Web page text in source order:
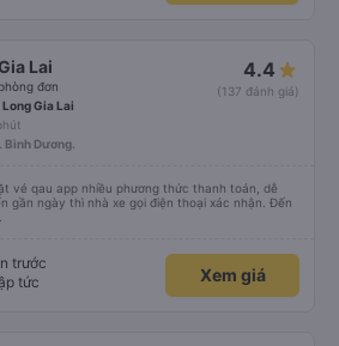
Lai
đơn
4.4
(137 đánh giá)
Gia Lai
Bình Dương.
vé qau app nhiều phương thức thanh toán, dễ
gần ngày thì nhà xe gọi điện thoại xác nhận. Đến
trước
tức
Xem giá